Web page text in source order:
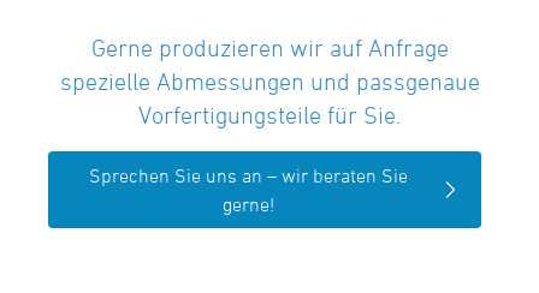
Gerne produzieren wir auf Anfrage
spezielle Abmessungen und passgenaue
Vorfertigungsteile für Sie.
Sprechen Sie uns an – wir beraten Sie
gerne!